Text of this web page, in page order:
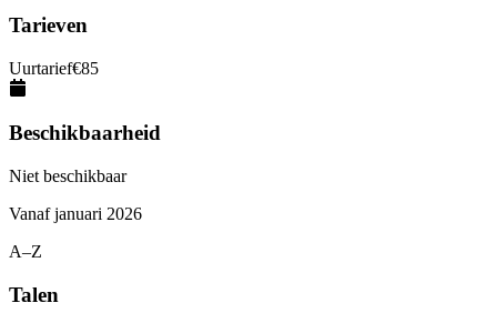
Tarieven
Uurtarief€85
Beschikbaarheid
Niet beschikbaar
Vanaf januari 2026
A–Z
Talen